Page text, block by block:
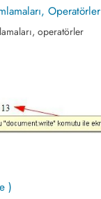
Operatörler
operatörler
)